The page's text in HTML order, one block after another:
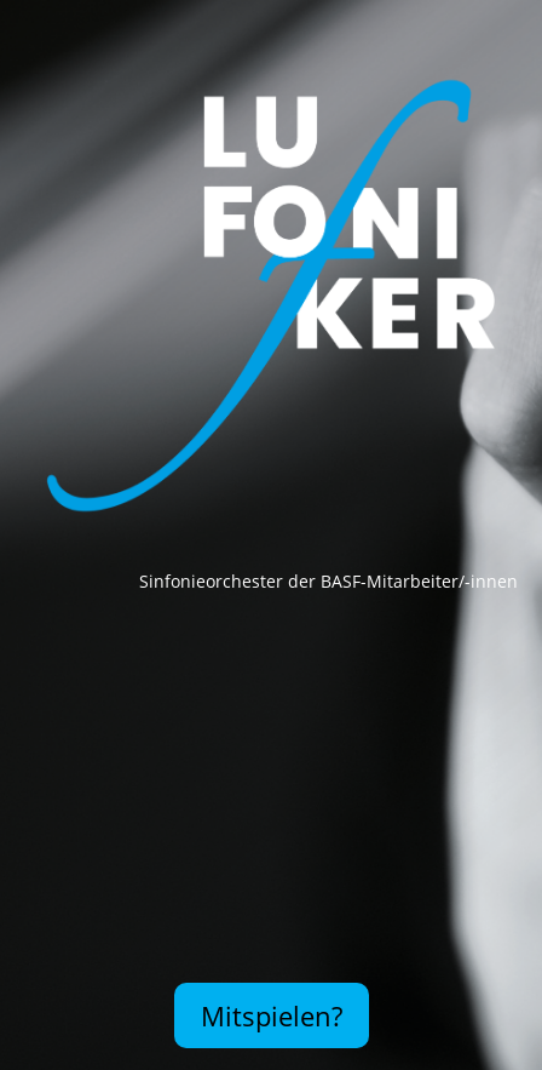
Sinfonieorchester der BASF-Mitarbeiter/-innen
Mitspielen?